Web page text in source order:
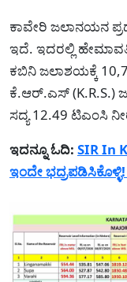
ಕಾವೇರಿ ಜಲಾನಯನ
ಇದೆ. ಇದರಲ್ಲಿ
ಕಬಿನಿ ಜಲಾಶಯಕ್ಕೆ
ಕೆ.ಆರ್.ಎಸ್ (K.R.S.)
ಸದ್ಯ 12.49 ಟಿಎಂಸಿ
ಇದನ್ನೂ ಓದಿ: SIR In
ಇಂದೇ